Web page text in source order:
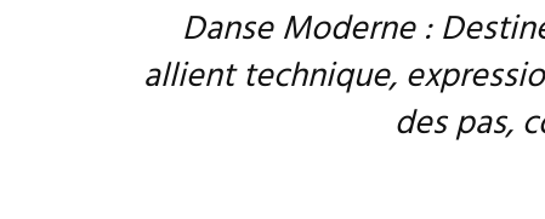
Danse Moderne :
allient technique,
des pas,